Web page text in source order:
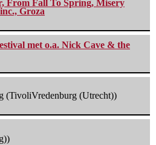
From Fall To Spring, Misery
Groza
met o.a. Nick Cave & the
(TivoliVredenburg (Utrecht))